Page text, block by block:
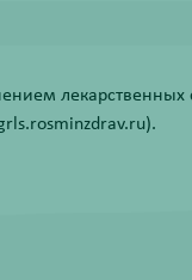
лекарственных